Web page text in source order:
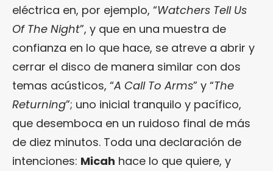
eléctrica en, por ejemplo, “Watchers Tell Us
Of The Night”, y que en una muestra de
confianza en lo que hace, se atreve a abrir y
cerrar el disco de manera similar con dos
temas acústicos, “A Call To Arms” y “The
Returning”; uno inicial tranquilo y pacífico,
que desemboca en un ruidoso final de más
de diez minutos. Toda una declaración de
intenciones: Micah hace lo que quiere, y